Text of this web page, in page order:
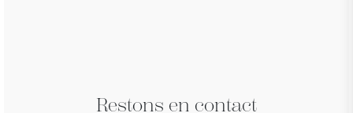
Restons en contact